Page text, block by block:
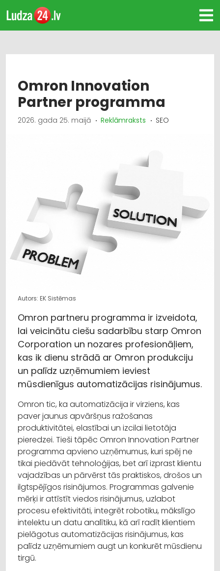
Omron Innovation
Partner programma
2026. gada 25. maijā Reklāmraksts SEO
Autors: EK Sistēmas
Omron partneru programma ir izveidota,
lai veicinātu ciešu sadarbību starp Omron
Corporation un nozares profesionāļiem,
kas ik dienu strādā ar Omron produkciju
un palīdz uzņēmumiem ieviest
mūsdienīgus automatizācijas risinājumus.
Omron tic, ka automatizācija ir virziens, kas
paver jaunus apvāršņus ražošanas
produktivitātei, elastībai un izcilai lietotāja
pieredzei. Tieši tāpēc Omron Innovation Partner
programma apvieno uzņēmumus, kuri spēj ne
tikai piedāvāt tehnoloģijas, bet arī izprast klientu
vajadzības un pārvērst tās praktiskos, drošos un
ilgtspējīgos risinājumos. Programmas galvenie
mērķi ir attīstīt viedos risinājumus, uzlabot
procesu efektivitāti, integrēt robotiku, mākslīgo
intelektu un datu analītiku, kā arī radīt klientiem
pielāgotus automatizācijas risinājumus, kas
palīdz uzņēmumiem augt un konkurēt mūsdienu
tirgū.